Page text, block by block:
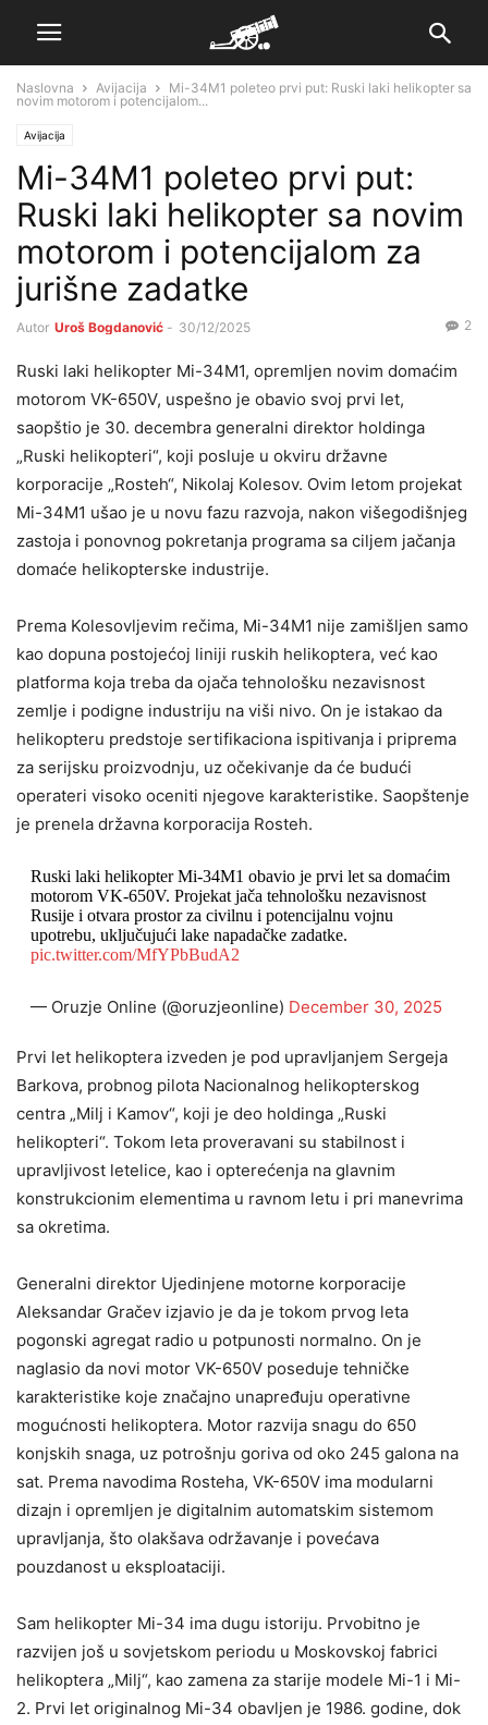
Naslovna Avijacija
Mi-34M1 poleteo prvi put: Ruski laki helikopter sa
novim motorom i potencijalom...
Avijacija
Mi-34M1 poleteo prvi put:
Ruski laki helikopter sa novim
motorom i potencijalom za
jurišne zadatke
Autor Uroš Bogdanović - 30/12/2025 2
Ruski laki helikopter Mi-34M1, opremljen novim domaćim
motorom VK-650V, uspešno je obavio svoj prvi let,
saopštio je 30. decembra generalni direktor holdinga
„Ruski helikopteri“, koji posluje u okviru državne
korporacije „Rosteh“, Nikolaj Kolesov. Ovim letom projekat
Mi-34M1 ušao je u novu fazu razvoja, nakon višegodišnjeg
zastoja i ponovnog pokretanja programa sa ciljem jačanja
domaće helikopterske industrije.
Prema Kolesovljevim rečima, Mi-34M1 nije zamišljen samo
kao dopuna postojećoj liniji ruskih helikoptera, već kao
platforma koja treba da ojača tehnološku nezavisnost
zemlje i podigne industriju na viši nivo. On je istakao da
helikopteru predstoje sertifikaciona ispitivanja i priprema
za serijsku proizvodnju, uz očekivanje da će budući
operateri visoko oceniti njegove karakteristike. Saopštenje
je prenela državna korporacija Rosteh.
Ruski laki helikopter Mi-34M1 obavio je prvi let sa domaćim
motorom VK-650V. Projekat jača tehnološku nezavisnost
Rusije i otvara prostor za civilnu i potencijalnu vojnu
upotrebu, uključujući lake napadačke zadatke.
pic.twitter.com/MfYPbBudA2
— Oruzje Online (@oruzjeonline) December 30, 2025
Prvi let helikoptera izveden je pod upravljanjem Sergeja
Barkova, probnog pilota Nacionalnog helikopterskog
centra „Milj i Kamov“, koji je deo holdinga „Ruski
helikopteri“. Tokom leta proveravani su stabilnost i
upravljivost letelice, kao i opterećenja na glavnim
konstrukcionim elementima u ravnom letu i pri manevrima
sa okretima.
Generalni direktor Ujedinjene motorne korporacije
Aleksandar Gračev izjavio je da je tokom prvog leta
pogonski agregat radio u potpunosti normalno. On je
naglasio da novi motor VK-650V poseduje tehničke
karakteristike koje značajno unapređuju operativne
mogućnosti helikoptera. Motor razvija snagu do 650
konjskih snaga, uz potrošnju goriva od oko 245 galona na
sat. Prema navodima Rosteha, VK-650V ima modularni
dizajn i opremljen je digitalnim automatskim sistemom
upravljanja, što olakšava održavanje i povećava
pouzdanost u eksploataciji.
Sam helikopter Mi-34 ima dugu istoriju. Prvobitno je
razvijen još u sovjetskom periodu u Moskovskoj fabrici
helikoptera „Milj“, kao zamena za starije modele Mi-1 i Mi-
2. Prvi let originalnog Mi-34 obavljen je 1986. godine, dok